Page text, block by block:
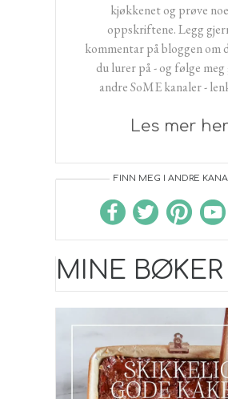
kjøkkenet og prøve
oppskriftene. Legg
kommentar på bloggen om
du lurer på - og følge meg
andre SoME kanaler -
Les mer her
FINN MEG I ANDRE
MINE BØKER